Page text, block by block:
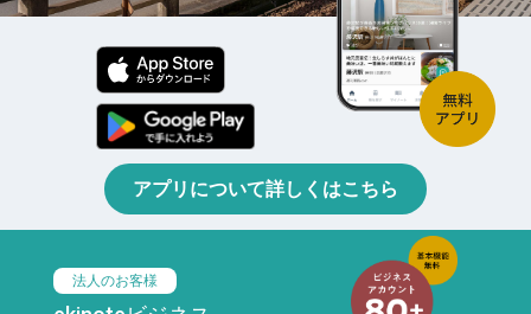
アプリについて詳しくはこちら
法人のお客様